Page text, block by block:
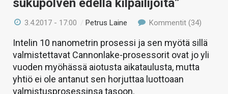
sukupolven edellä kilpailijoita”
3.4.2017 - 17:00 /Petrus Laine Kommentit (34)
Intelin 10 nanometrin prosessi ja sen myötä sillä
valmistettavat Cannonlake-prosessorit ovat jo yli
vuoden myöhässä aiotusta aikataulusta, mutta
yhtiö ei ole antanut sen horjuttaa luottoaan
valmistusprosessinsa tasoon.